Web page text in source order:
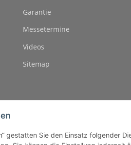
Garantie
Messetermine
Videos
Sitemap
gestatten Sie den Einsatz folgender